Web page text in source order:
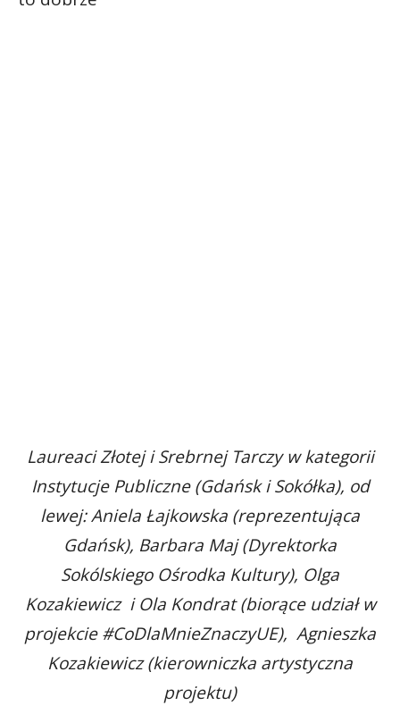
Laureaci Złotej i Srebrnej Tarczy w kategorii
Instytucje Publiczne (Gdańsk i Sokółka), od
lewej: Aniela Łajkowska (reprezentująca
Gdańsk), Barbara Maj (Dyrektorka
Sokólskiego Ośrodka Kultury), Olga
Kozakiewicz i Ola Kondrat (biorące udział w
projekcie #CoDlaMnieZnaczyUE), Agnieszka
Kozakiewicz (kierowniczka artystyczna
projektu)